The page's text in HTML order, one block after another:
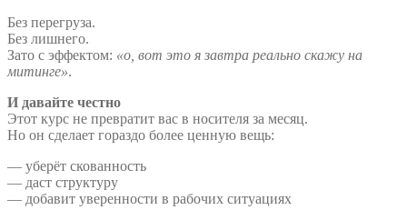
Без перегруза.
Без лишнего.
Зато с эффектом: «о, вот это я завтра реально скажу на
митинге».
И давайте честно
Этот курс не превратит вас в носителя за месяц.
Но он сделает гораздо более ценную вещь:
— уберёт скованность
— даст структуру
— добавит уверенности в рабочих ситуациях